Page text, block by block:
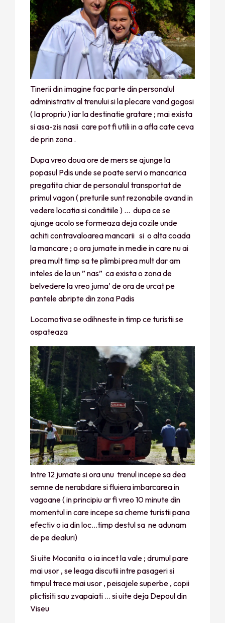
Tinerii din imagine fac parte din personalul
administrativ al trenului si la plecare vand gogosi
( la propriu ) iar la destinatie gratare ; mai exista
si asa-zis nasii care pot fi utili in a afla cate ceva
de prin zona .
Dupa vreo doua ore de mers se ajunge la
popasul Pdis unde se poate servi o mancarica
pregatita chiar de personalul transportat de
primul vagon ( preturile sunt rezonabile avand in
vedere locatia si conditiile ) … dupa ce se
ajunge acolo se formeaza deja cozile unde
achiti contravaloarea mancarii si o alta coada
la mancare ; o ora jumate in medie in care nu ai
prea mult timp sa te plimbi prea mult dar am
inteles de la un ” nas” ca exista o zona de
belvedere la vreo juma’ de ora de urcat pe
pantele abripte din zona Padis
Locomotiva se odihneste in timp ce turistii se
ospateaza
Intre 12 jumate si ora unu trenul incepe sa dea
semne de nerabdare si fluiera imbarcarea in
vagoane ( in principiu ar fi vreo 10 minute din
momentul in care incepe sa cheme turistii pana
efectiv o ia din loc…timp destul sa ne adunam
de pe dealuri)
Si uite Mocanita o ia incet la vale ; drumul pare
mai usor , se leaga discutii intre pasageri si
timpul trece mai usor , peisajele superbe , copii
plictisiti sau zvapaiati … si uite deja Depoul din
Viseu